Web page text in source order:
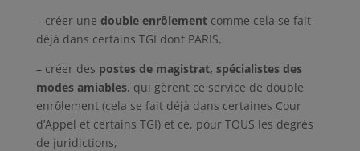
– créer une double enrôlementcomme cela se fait
déjà dans certains TGI dont PARIS,
– créer des postes de magistrat, spécialistes des
modes amiables, qui gèrent ce service de double
enrôlement (cela se fait déjà dans certaines Cour
d’Appel et certains TGI) et ce, pour TOUS les degrés
de juridictions,